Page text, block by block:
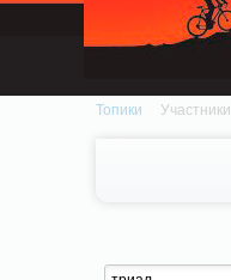
Топики Участники